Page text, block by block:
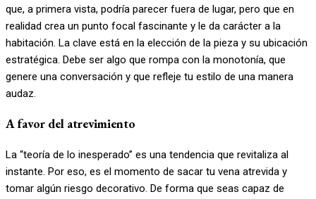
que, a primera vista, podría parecer fuera de lugar, pero que en
realidad crea un punto focal fascinante y le da carácter a la
habitación. La clave está en la elección de la pieza y su ubicación
estratégica. Debe ser algo que rompa con la monotonía, que
genere una conversación y que refleje tu estilo de una manera
audaz.
A favor del atrevimiento
La “teoría de lo inesperado” es una tendencia que revitaliza al
instante. Por eso, es el momento de sacar tu vena atrevida y
tomar algún riesgo decorativo. De forma que seas capaz de